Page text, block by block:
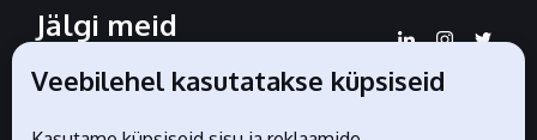
Jälgi meid
sotsiaalmeedias
Veebilehel kasutatakse küpsiseid